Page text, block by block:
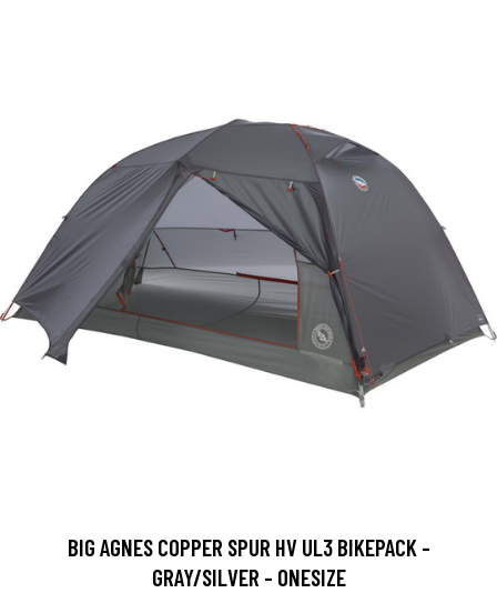
BIG AGNES COPPER SPUR HV UL3 BIKEPACK -
GRAY/SILVER - ONESIZE